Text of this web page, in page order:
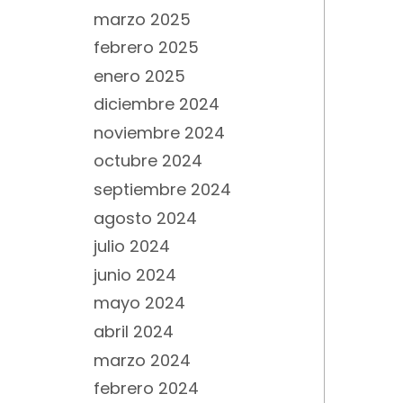
marzo 2025
febrero 2025
enero 2025
diciembre 2024
noviembre 2024
octubre 2024
septiembre 2024
agosto 2024
julio 2024
junio 2024
mayo 2024
abril 2024
marzo 2024
febrero 2024